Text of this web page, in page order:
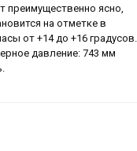
преимущественно ясно,
на отметке в
от +14 до +16 градусов.
давление: 743 мм